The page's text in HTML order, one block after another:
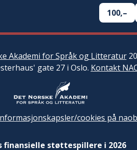
100,–
Akademi for Språk og Litteratur
gate 27 i Oslo. Kontakt
cookies på
finansielle støttespillere i 2026